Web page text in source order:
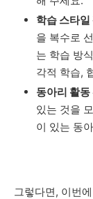
학습 스타일
을 복수로
는 학습 방
각적 학습,
동아리 활
있는 것을
이 있는 동
그렇다면, 이번